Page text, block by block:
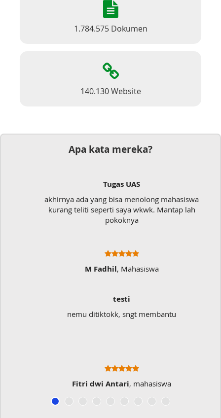
1.784.575 Dokumen
140.130 Website
Apa kata mereka?
Tugas UAS
akhirnya ada yang bisa menolong mahasiswa
kurang teliti seperti saya wkwk. Mantap lah
pokoknya
M Fadhil, Mahasiswa
testi
nemu ditiktokk, sngt membantu
Fitri dwi Antari, mahasiswa